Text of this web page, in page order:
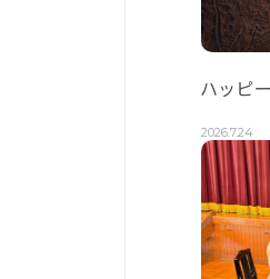
ハッピ
2026.7.24